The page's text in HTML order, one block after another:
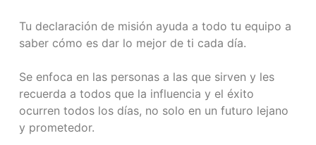
Tu declaración de misión ayuda a todo tu equipo a
saber cómo es dar lo mejor de ti cada día.
Se enfoca en las personas a las que sirven y les
recuerda a todos que la influencia y el éxito
ocurren todos los días, no solo en un futuro lejano
y prometedor.